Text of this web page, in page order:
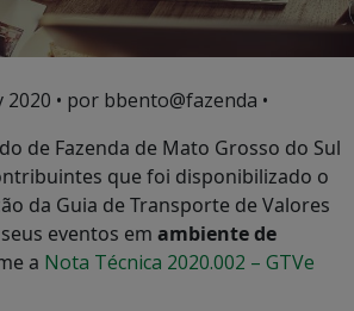
2020 • por bbento@fazenda •
de Fazenda de Mato Grosso do Sul
que foi disponibilizado o
da Guia de Transporte de Valores
eventos em ambiente de
a Nota Técnica 2020.002 – GTVe